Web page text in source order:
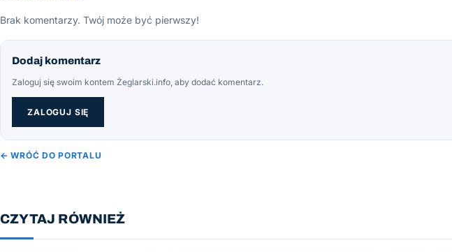
Brak komentarzy. Twój może być pierwszy!
Dodaj komentarz
Zaloguj się swoim kontem Żeglarski.info, aby dodać komentarz.
ZALOGUJ SIĘ
← WRÓĆ DO PORTALU
CZYTAJ RÓWNIEŻ